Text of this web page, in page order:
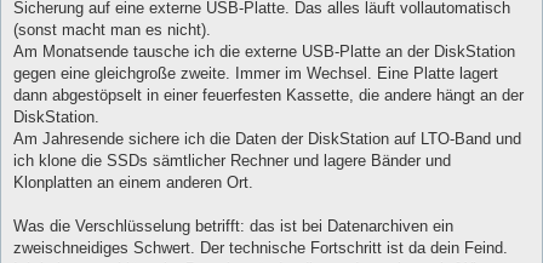
Sicherung auf eine externe USB-Platte. Das alles läuft vollautomatisch
(sonst macht man es nicht).
Am Monatsende tausche ich die externe USB-Platte an der DiskStation
gegen eine gleichgroße zweite. Immer im Wechsel. Eine Platte lagert
dann abgestöpselt in einer feuerfesten Kassette, die andere hängt an der
DiskStation.
Am Jahresende sichere ich die Daten der DiskStation auf LTO-Band und
ich klone die SSDs sämtlicher Rechner und lagere Bänder und
Klonplatten an einem anderen Ort.
Was die Verschlüsselung betrifft: das ist bei Datenarchiven ein
zweischneidiges Schwert. Der technische Fortschritt ist da dein Feind.